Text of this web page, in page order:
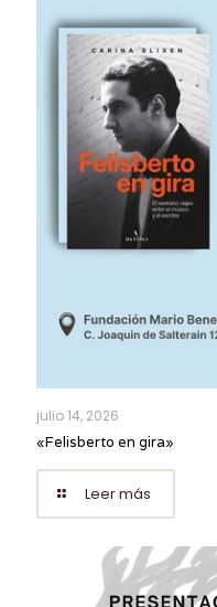
julio 14, 2026
«Felisberto en gira»
Leer más